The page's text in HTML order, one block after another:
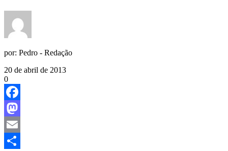
por: Pedro - Redação
20 de abril de 2013
0
Facebook
Mastodon
Email